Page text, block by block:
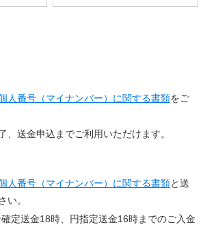
人番号（マイナンバー）に関する書類をご
送金申込までご利用いただけます。
人番号（マイナンバー）に関する書類と送
い。
定送金18時、円指定送金16時までのご入金